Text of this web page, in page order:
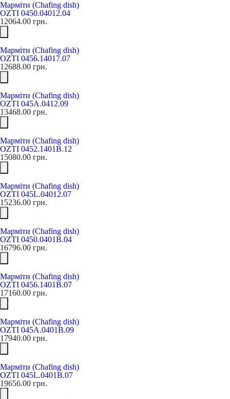
Марміти (Chafing dish)
OZTI 0450.04012.04
12064.00 грн.
Марміти (Chafing dish)
OZTI 0456.14017.07
12688.00 грн.
Марміти (Chafing dish)
OZTI 045А.0412.09
13468.00 грн.
Марміти (Chafing dish)
OZTI 0452.1401В.12
15080.00 грн.
Марміти (Chafing dish)
OZTI 045L.04012.07
15236.00 грн.
Марміти (Chafing dish)
OZTI 0450.0401B.04
16796.00 грн.
Марміти (Chafing dish)
OZTI 0456.1401В.07
17160.00 грн.
Марміти (Chafing dish)
OZTI 045А.0401В.09
17940.00 грн.
Марміти (Chafing dish)
OZTI 045L.0401B.07
19656.00 грн.